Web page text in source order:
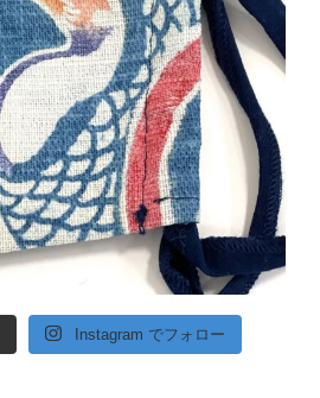
Instagram でフォロー